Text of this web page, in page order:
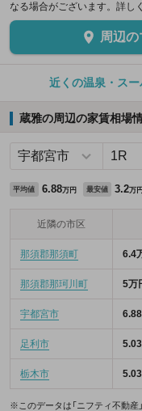
なる場合がございます。詳し
周辺
近くの温泉・ス
蔵雅の周辺の家賃相場
平均値 6.88万円 最安値 3.2万円
近隣の市区
那須郡那須町 6.4
那須郡那珂川町 5万
宇都宮市
足利市
栃木市
※このデータは「ニフティ不動産